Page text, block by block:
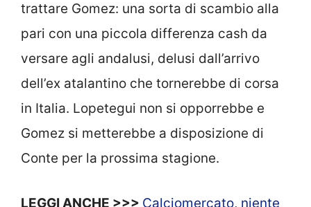
trattare Gomez: una sorta di scambio alla
pari con una piccola differenza cash da
versare agli andalusi, delusi dall’arrivo
dell’ex atalantino che tornerebbe di corsa
in Italia. Lopetegui non si opporrebbe e
Gomez si metterebbe a disposizione di
Conte per la prossima stagione.
LEGGI ANCHE >>> Calciomercato, niente